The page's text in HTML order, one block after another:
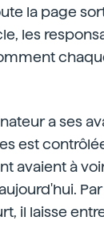
la page
les
a ses
est
avaient à
il laisse